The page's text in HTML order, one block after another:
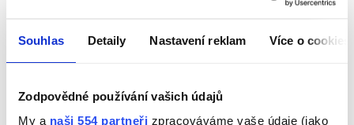
Souhlas Detaily Nastavení reklam Více o cookies
Zodpovědné používání vašich údajů
My a naši 554 partneři zpracováváme vaše údaje (jako
VIDEO: Mýval ze střechy mateřské školy skončil v
Pasíčkách. Je to pěkný rošťák